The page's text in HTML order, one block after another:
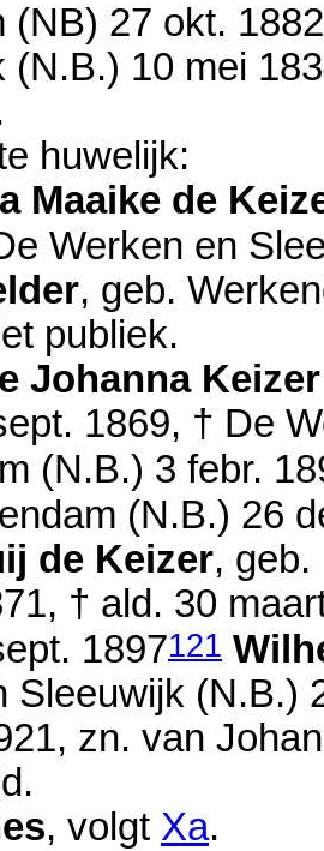
(NB) 27 okt. 1882
(N.B.) 10 mei
huwelijk:
Maaike de
Werken en
, geb.
publiek.
Johanna Keizer
1869, † De
(N.B.) 3 febr.
(N.B.) 26
de Keizer,
, † ald. 30
1897121
Sleeuwijk (N.B.)
, zn. van
, volgt Xa.